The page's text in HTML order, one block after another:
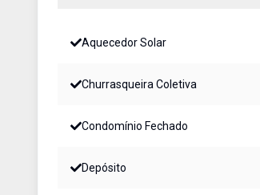
Aquecedor Solar
Churrasqueira Coletiva
Condomínio Fechado
Depósito